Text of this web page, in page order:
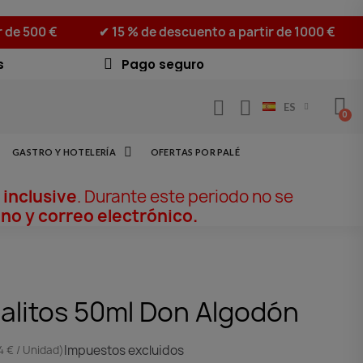
de 500 €
✔ 15 % de descuento a partir de 1000 €
Pago seguro
ES
GASTRO Y HOTELERÍA OFERTAS POR PALÉ
inclusive. Durante este periodo no se
y correo electrónico.
50ml Don Algodón
€ / Unidad)Impuestos excluidos